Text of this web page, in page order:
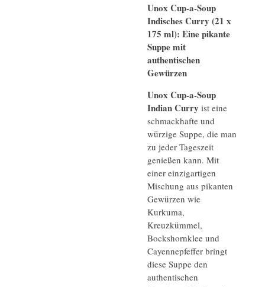
Unox Cup-a-Soup
Indisches Curry (21 x
175 ml): Eine pikante
Suppe mit
authentischen
Gewürzen
Unox Cup-a-Soup
Indian Curry ist eine
schmackhafte und
würzige Suppe, die man
zu jeder Tageszeit
genießen kann. Mit
einer einzigartigen
Mischung aus pikanten
Gewürzen wie
Kurkuma,
Kreuzkümmel,
Bockshornklee und
Cayennepfeffer bringt
diese Suppe den
authentischen